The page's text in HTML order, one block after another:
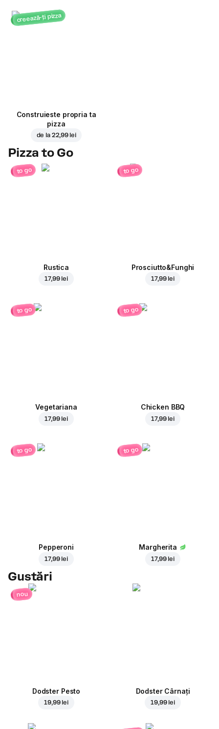
creează-ți pizza
Construieste propria ta
pizza
de la 22,99 lei
Pizza to Go
to go
Rustica
17,99 lei
to go
Prosciutto&Funghi
17,99 lei
to go
Vegetariana
17,99 lei
to go
Chicken BBQ
17,99 lei
to go
Pepperoni
17,99 lei
to go
Margherita
17,99 lei
Gustări
nou
Dodster Pesto
19,99 lei
Dodster Cârnați
19,99 lei